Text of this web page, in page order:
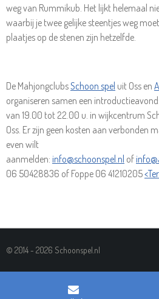
weg van Rummikub. Het lijkt helemaal
waarbij je twee gelijke steentjes weg
plaatjes op de stenen zijn hetzelfde.
De MahjongclubsSchoon spel uit Oss en
organiseren samen een
van 19.00 tot 22.00 u. in wijkcentrum
Oss. Er zijn geen kosten aan verbonden
even wilt
aanmelden: info@schoonspel.nl of
06 50428836 of Foppe 06 41210205
© 2014 - 2026 Schoonspel.nl